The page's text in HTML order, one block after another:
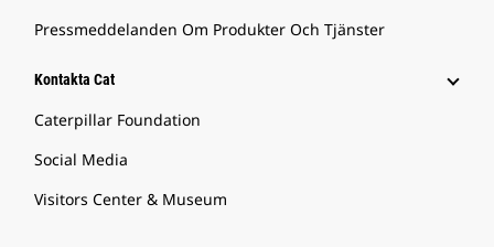
Pressmeddelanden Om Produkter Och Tjänster
Kontakta Cat
Caterpillar Foundation
Social Media
Visitors Center & Museum